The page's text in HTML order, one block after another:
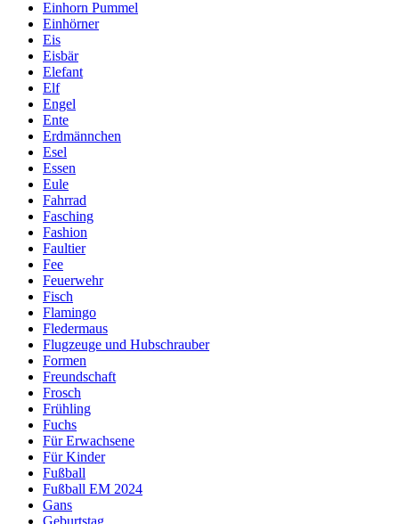
Einhorn Pummel
Einhörner
Eis
Eisbär
Elefant
Elf
Engel
Ente
Erdmännchen
Esel
Essen
Eule
Fahrrad
Fasching
Fashion
Faultier
Fee
Feuerwehr
Fisch
Flamingo
Fledermaus
Flugzeuge und Hubschrauber
Formen
Freundschaft
Frosch
Frühling
Fuchs
Für Erwachsene
Für Kinder
Fußball
Fußball EM 2024
Gans